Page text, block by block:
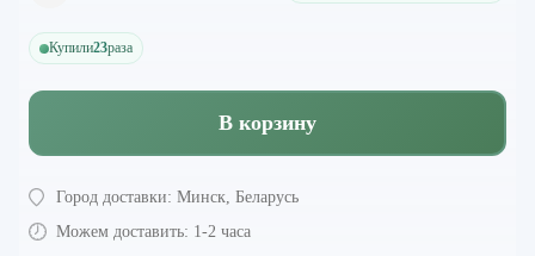
Купили23раза
В корзину
Город доставки: Минск, Беларусь
Можем доставить: 1-2 часа